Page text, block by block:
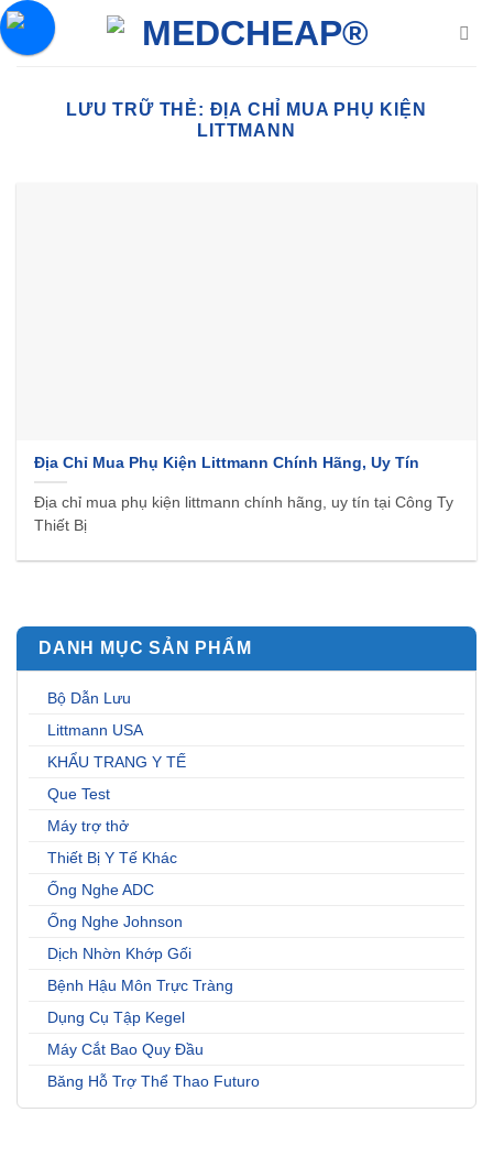
Chuyển
đến
LƯU TRỮ THẺ: ĐỊA CHỈ MUA PHỤ KIỆN
LITTMANN
Địa Chỉ Mua Phụ Kiện Littmann Chính Hãng, Uy Tín
Địa chỉ mua phụ kiện littmann chính hãng, uy tín tại Công Ty
Thiết Bị
DANH MỤC SẢN PHẨM
Bộ Dẫn Lưu
Littmann USA
KHẨU TRANG Y TẾ
Que Test
Máy trợ thở
Thiết Bị Y Tế Khác
Ống Nghe ADC
Ống Nghe Johnson
Dịch Nhờn Khớp Gối
Bệnh Hậu Môn Trực Tràng
Dụng Cụ Tập Kegel
Máy Cắt Bao Quy Đầu
Băng Hỗ Trợ Thể Thao Futuro